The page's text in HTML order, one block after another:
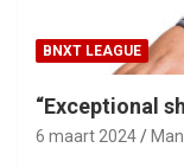
BNXT LEAGUE
“Exceptional
6 maart 2024